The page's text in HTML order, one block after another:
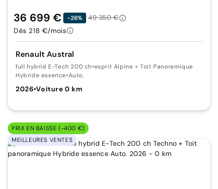
Renault Austral
full hybrid E-Tech 200 ch•esprit Alpine + Toit Panoramique
Hybride essence•Auto.
2026•Voiture 0 km
36 699 € -26%
49 350 €
Dès 218 €/mois
PRIX EN BAISSE (-400 €)
MEILLEURES VENTES